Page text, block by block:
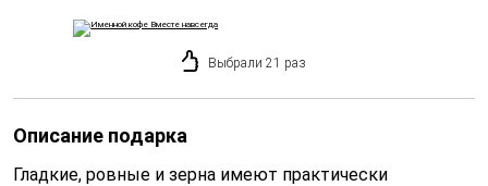
Выбрали 21 раз
Описание подарка
Гладкие, ровные и зерна имеют практически